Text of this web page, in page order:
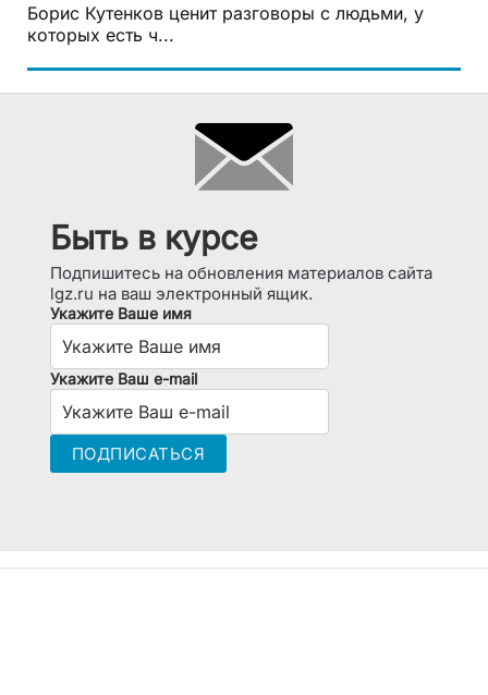
Борис Кутенков ценит разговоры с людьми, у
которых есть ч...
Быть в курсе
Подпишитесь на обновления материалов сайта
lgz.ru на ваш электронный ящик.
Укажите Ваше имя
Укажите Ваш e-mail